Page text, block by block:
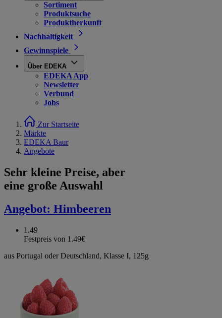
Sortiment
Produktsuche
Produktherkunft
Nachhaltigkeit
Gewinnspiele
Über EDEKA
EDEKA App
Newsletter
Verbund
Jobs
Zur Startseite
Märkte
EDEKA Baur
Angebote
Sehr kleine Preise, aber
eine große Auswahl
Angebot: Himbeeren
1.49
Festpreis von 1.49€
aus Portugal oder Deutschland, Klasse I, 125g